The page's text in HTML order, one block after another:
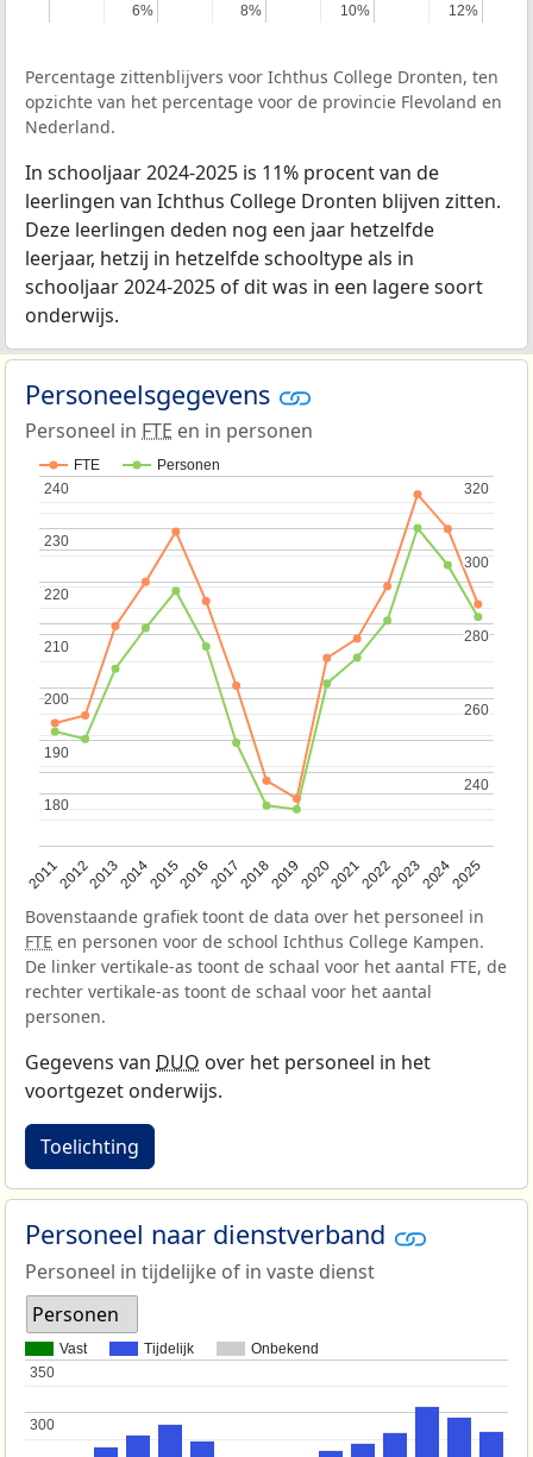
6%
6% 8%
8% 10%
10% 12%
12%
Percentage zittenblijvers voor Ichthus College Dronten, ten
opzichte van het percentage voor de provincie Flevoland en
Nederland.
In schooljaar 2024-2025 is 11% procent van de
leerlingen van Ichthus College Dronten blijven zitten.
Deze leerlingen deden nog een jaar hetzelfde
leerjaar, hetzij in hetzelfde schooltype als in
schooljaar 2024-2025 of dit was in een lagere soort
onderwijs.
Personeelsgegevens
Personeel in FTE en in personen
FTE Personen
201120122013201420152016201720182019202020212022202320242025
180
180
190
190
200
200
210
210
220
220
230
230
240
240
240
240
260
260
280
280
300
300
320
320
Bovenstaande grafiek toont de data over het personeel in
FTE en personen voor de school Ichthus College Kampen.
De linker vertikale-as toont de schaal voor het aantal FTE, de
rechter vertikale-as toont de schaal voor het aantal
personen.
Gegevens van DUO over het personeel in het
voortgezet onderwijs.
Toelichting
Personeel naar dienstverband
Personeel in tijdelijke of in vaste dienst
Personen
Vast Tijdelijk Onbekend
300
300
350
350